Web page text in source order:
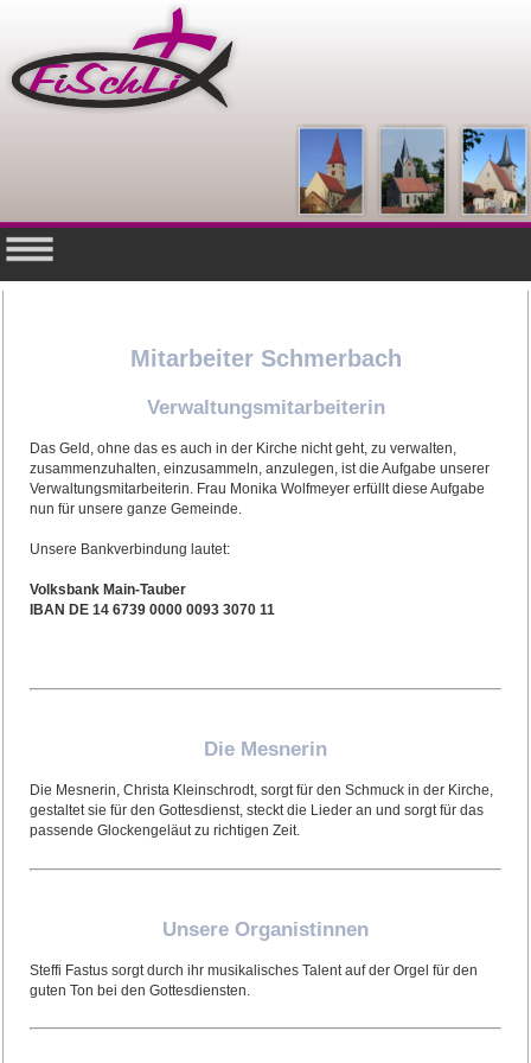
Mitarbeiter Schmerbach
Verwaltungsmitarbeiterin
Das Geld, ohne das es auch in der Kirche nicht geht, zu verwalten,
zusammenzuhalten, einzusammeln, anzulegen, ist die Aufgabe unserer
Verwaltungsmitarbeiterin. Frau Monika Wolfmeyer erfüllt diese Aufgabe
nun für unsere ganze Gemeinde.
Unsere Bankverbindung lautet:
Volksbank Main-Tauber
IBAN DE 14 6739 0000 0093 3070 11
Die Mesnerin
Die Mesnerin, Christa Kleinschrodt, sorgt für den Schmuck in der Kirche,
gestaltet sie für den Gottesdienst, steckt die Lieder an und sorgt für das
passende Glockengeläut zu richtigen Zeit.
Unsere Organistinnen
Steffi Fastus sorgt durch ihr musikalisches Talent auf der Orgel für den
guten Ton bei den Gottesdiensten.